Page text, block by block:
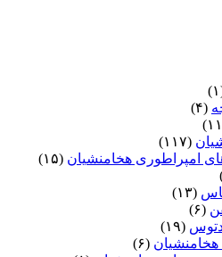
(۴)
(۱۱۷)
امپراطوری هخامنشیان (۱۵)
(۱۳)
(۶)
(۱۹)
(۶)